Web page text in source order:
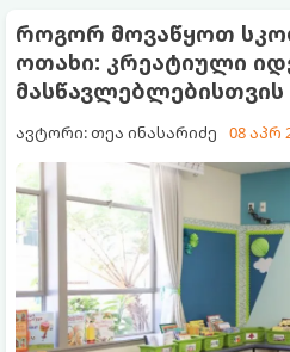
როგორ მოვაწყოთ
ოთახი: კრეატიული
მასწავლებლებისთვის
ავტორი: თეა ინასარიძე 08 აპრ